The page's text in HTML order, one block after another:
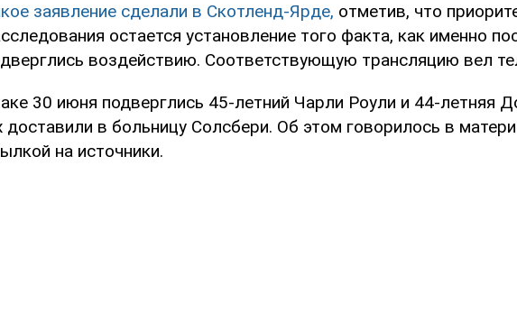
заявление сделали в Скотленд-Ярде, отметив, что
остается установление того факта, как именно
воздействию. Соответствующую трансляцию вел
30 июня подверглись 45-летний Чарли Роули и 44-летняя
доставили в больницу Солсбери. Об этом говорилось в
на источники.